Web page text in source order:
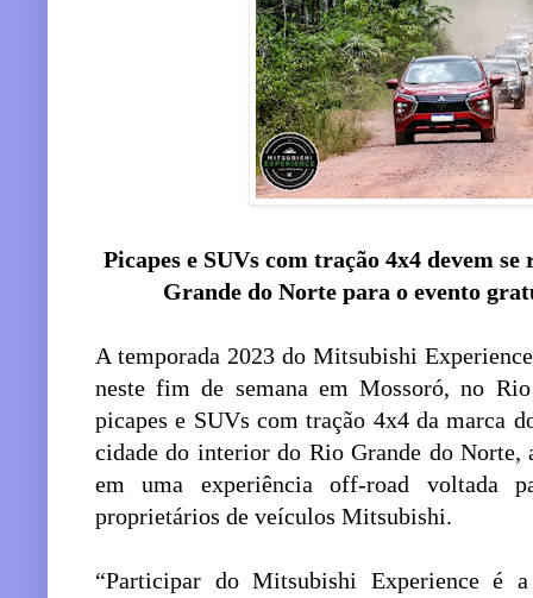
Picapes e SUVs com tração 4x4 devem
Grande do Norte para o evento
A temporada 2023 do Mitsubishi
neste fim de semana em Mossoró, no
picapes e SUVs com tração 4x4 da marca
cidade do interior do Rio Grande do Norte,
em uma experiência off-road voltada
proprietários de veículos Mitsubishi.
“Participar do Mitsubishi Experience é